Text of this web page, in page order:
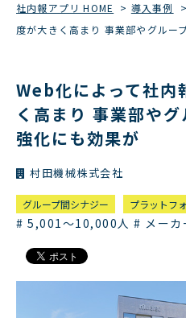
社内報アプリ HOME > 導入事例
度が大きく高まり 事業部やグルー
Web化によって社内
く高まり 事業部や
強化にも効果が
村田機械株式会社
グループ間シナジー プラットフ
# 5,001～10,000人 # メーカ